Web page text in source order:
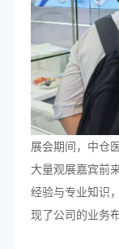
展会期间，中仓
大量观展嘉宾前
经验与专业知识
现了公司的业务